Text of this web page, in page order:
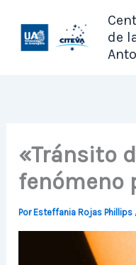
contenido
de
«Tránsito
fenómeno
PorEsteffania Rojas Phillips